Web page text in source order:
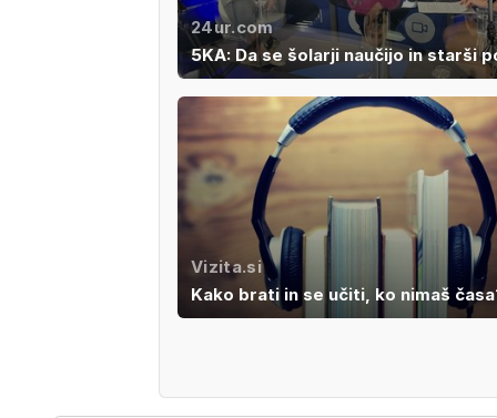
24ur.com
5KA: Da se šolarji naučijo in starši
Vizita.si
Kako brati in se učiti, ko nimaš